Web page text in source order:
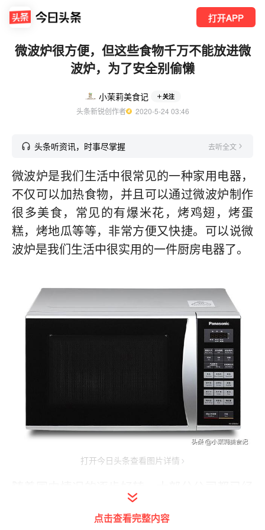
打开APP
微波炉很方便，但这些食物千万不能放进微
波炉，为了安全别偷懒
小茉莉美食记 关注
头条新锐创作者
  2020-5-24 03:46
头条听资讯，时事尽掌握 去听全文
微波炉是我们生活中很常见的一种家用电器，
不仅可以加热食物，并且可以通过微波炉制作
很多美食，常见的有爆米花，烤鸡翅，烤蛋
糕，烤地瓜等等，非常方便又快捷。可以说微
波炉是我们生活中很实用的一件厨房电器了。
打开今日头条查看图片详情
全面复工了，但是为了避免特殊情况的发生，
很多人还在坚持防护，除了随时佩戴口罩外，
点击查看完整内容